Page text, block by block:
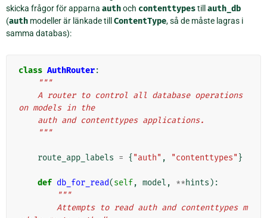
skicka frågor för apparna authoch contenttypestill auth_db
(auth modeller är länkade till ContentType, så de måste lagras i
samma databas):
class AuthRouter:
"""
on models in the
    auth and contenttypes applications.
    """
route_app_labels = { "auth" , "contenttypes" }
def db_for_read(self, model , **hints ):
"""